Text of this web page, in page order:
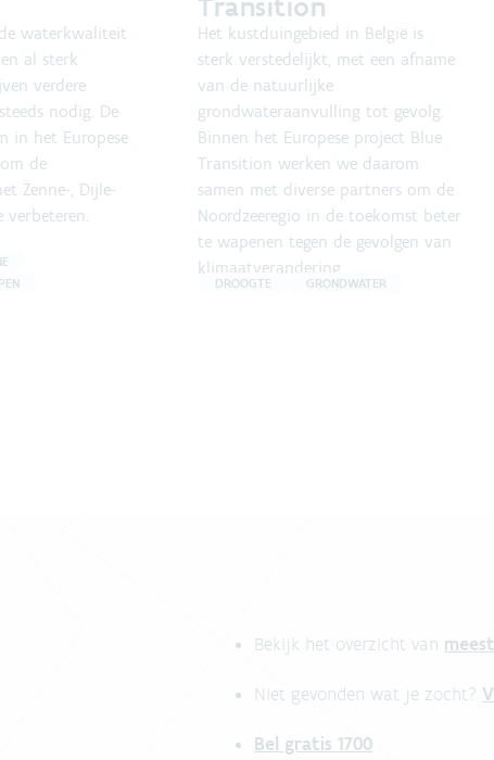
waterkwaliteit
al sterk
verdere
nodig. De
in het Europese
de
Zenne-, Dijle-
Het kustduingebied in België is
sterk verstedelijkt, met een afname
van de natuurlijke
grondwateraanvulling tot gevolg.
Binnen het Europese project Blue
Transition werken we daarom
samen met diverse partners om de
Noordzeeregio in de toekomst beter
te wapenen tegen de gevolgen van
klimaatverandering.
DROOGTE GRONDWATER
Bekijk het overzicht van
Niet gevonden wat je zocht?
Bel gratis 1700